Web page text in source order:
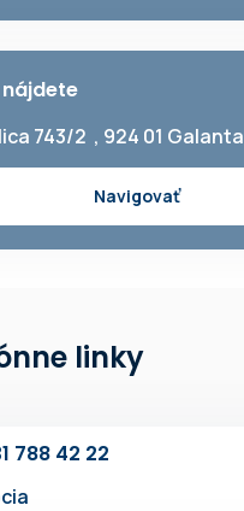
743/2 , 924 01 Galanta
Navigovať
linky
7‍88 42 22